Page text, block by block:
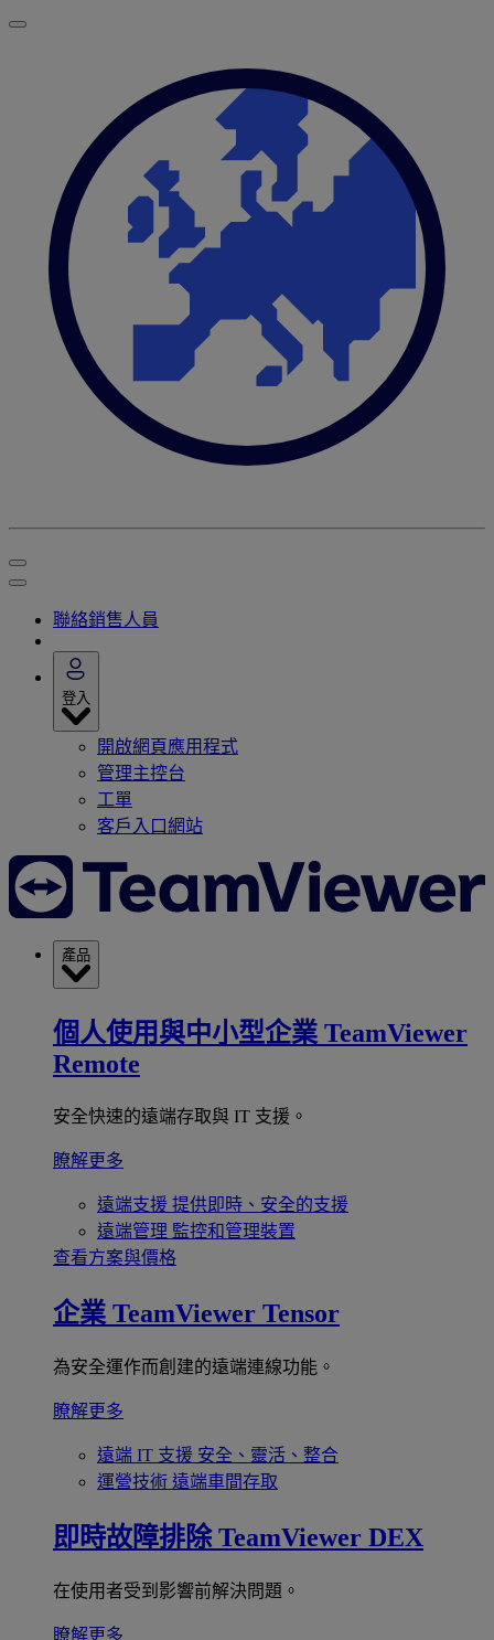
聯絡銷售人員
登入
開啟網頁應用程式
管理主控台
工單
客戶入口網站
產品
個人使用與中小型企業 TeamViewer
Remote
安全快速的遠端存取與 IT 支援。
瞭解更多
遠端支援 提供即時、安全的支援
遠端管理 監控和管理裝置
查看方案與價格
企業 TeamViewer Tensor
為安全運作而創建的遠端連線功能。
瞭解更多
遠端 IT 支援 安全、靈活、整合
運營技術 遠端車間存取
即時故障排除 TeamViewer DEX
在使用者受到影響前解決問題。
瞭解更多